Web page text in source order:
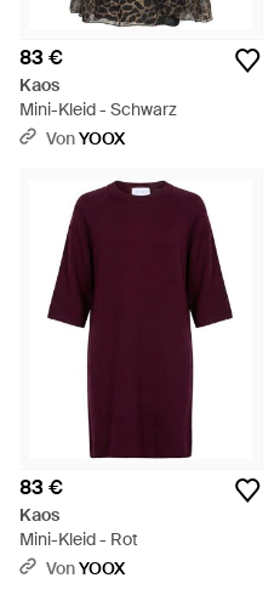
83 €
Kaos
Mini-Kleid - Schwarz
VonYOOX
83 €
Kaos
Mini-Kleid - Rot
VonYOOX